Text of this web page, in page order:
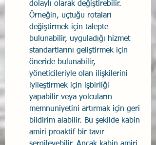
dolaylı olarak değiştirebilir.
Örneğin, uçtuğu rotaları
değiştirmek için talepte
bulunabilir, uyguladığı hizmet
standartlarını geliştirmek için
öneride bulunabilir,
yöneticileriyle olan ilişkilerini
iyileştirmek için işbirliği
yapabilir veya yolcuların
memnuniyetini artırmak için geri
bildirim alabilir. Bu şekilde kabin
amiri proaktif bir tavır